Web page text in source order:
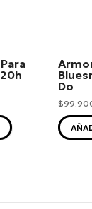
Do